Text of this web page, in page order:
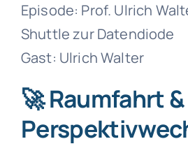
Episode: Prof. Ulrich
Shuttle zur Datendiode
Gast: Ulrich Walter
🚀 Raumfahrt &